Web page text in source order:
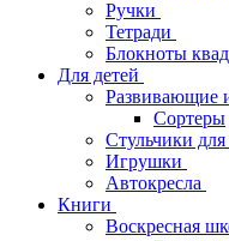
Ручки
Тетради
Блокноты
Для детей
Развивающие
Сортеры
Стульчики
Игрушки
Автокресла
Книги
Воскресная